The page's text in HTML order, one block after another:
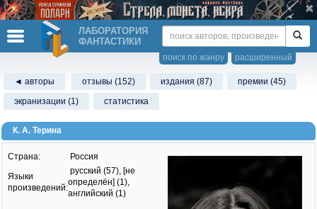
ЛАБОРАТОРИЯ
ФАНТАСТИКИ
расширенный
поиск по жанру
◄ авторы отзывы (152) издания (87)
премии (45)
экранизации (1)
статистика
К. А. Терина
Страна:
Россия
Языки
произведений:
русский (57), [не
определён] (1),
английский (1)